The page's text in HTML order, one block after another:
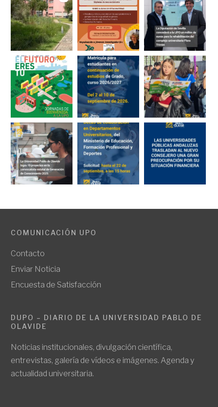
COMUNICACIÓN UPO
Contacto
Enviar Noticia
Encuesta de Satisfacción
DUPO – DIARIO DE LA UNIVERSIDAD PABLO DE
OLAVIDE
Noticias institucionales, divulgación científica,
entrevistas, galería de vídeos e imágenes. Agenda y
actualidad universitaria.